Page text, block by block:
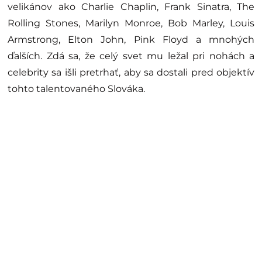
velikánov ako Charlie Chaplin, Frank Sinatra, The
Rolling Stones, Marilyn Monroe, Bob Marley, Louis
Armstrong, Elton John, Pink Floyd a mnohých
ďalších. Zdá sa, že celý svet mu ležal pri nohách a
celebrity sa išli pretrhať, aby sa dostali pred objektív
tohto talentovaného Slováka.